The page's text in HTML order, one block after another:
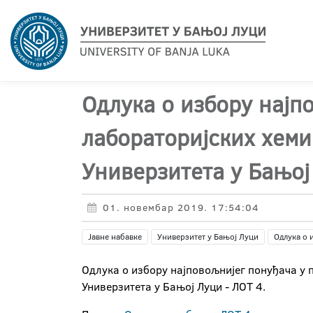
Одлука о избору
лабораторијских
Универзитета у
01. новембар 2019. 17:54:04
Јавне набавке Универзитет у Бањој Луци Одлука о
Одлука о избору најповољнијег понуђача у
Универзитета у Бањој Луци - ЛОТ 4.